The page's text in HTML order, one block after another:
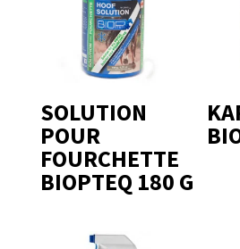
SOLUTION
POUR
FOURCHETTE
BIOPTEQ 180 G